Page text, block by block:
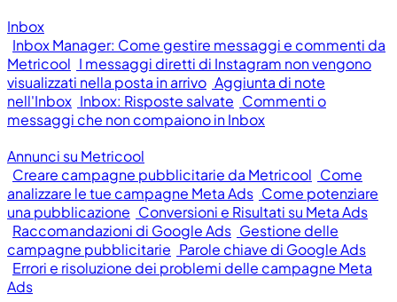
Inbox
Inbox Manager: Come gestire messaggi e commenti da
Metricool I messaggi diretti di Instagram non vengono
visualizzati nella posta in arrivo Aggiunta di note
nell'Inbox Inbox: Risposte salvate Commenti o
messaggi che non compaiono in Inbox
Annunci su Metricool
Creare campagne pubblicitarie da Metricool Come
analizzare le tue campagne Meta Ads Come potenziare
una pubblicazione Conversioni e Risultati su Meta Ads
Raccomandazioni di Google Ads Gestione delle
campagne pubblicitarie Parole chiave di Google Ads
Errori e risoluzione dei problemi delle campagne Meta
Ads